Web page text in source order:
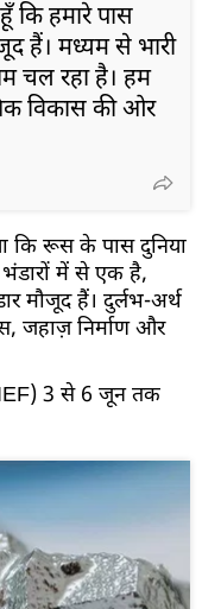
हमारे पास
हैं। मध्यम से भारी
चल रहा है। हम
विकास की ओर
कि रूस के पास दुनिया
में से एक है,
मौजूद हैं। दुर्लभ-अर्थ
जहाज़ निर्माण और
3 से 6 जून तक